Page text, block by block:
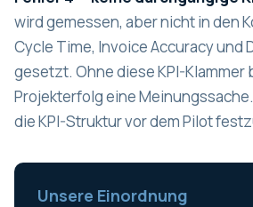
wird gemessen, aber nicht in den
Cycle Time, Invoice Accuracy und
gesetzt. Ohne diese KPI-Klammer
Projekterfolg eine
die KPI-Struktur vor dem Pilot
Unsere Einordnung